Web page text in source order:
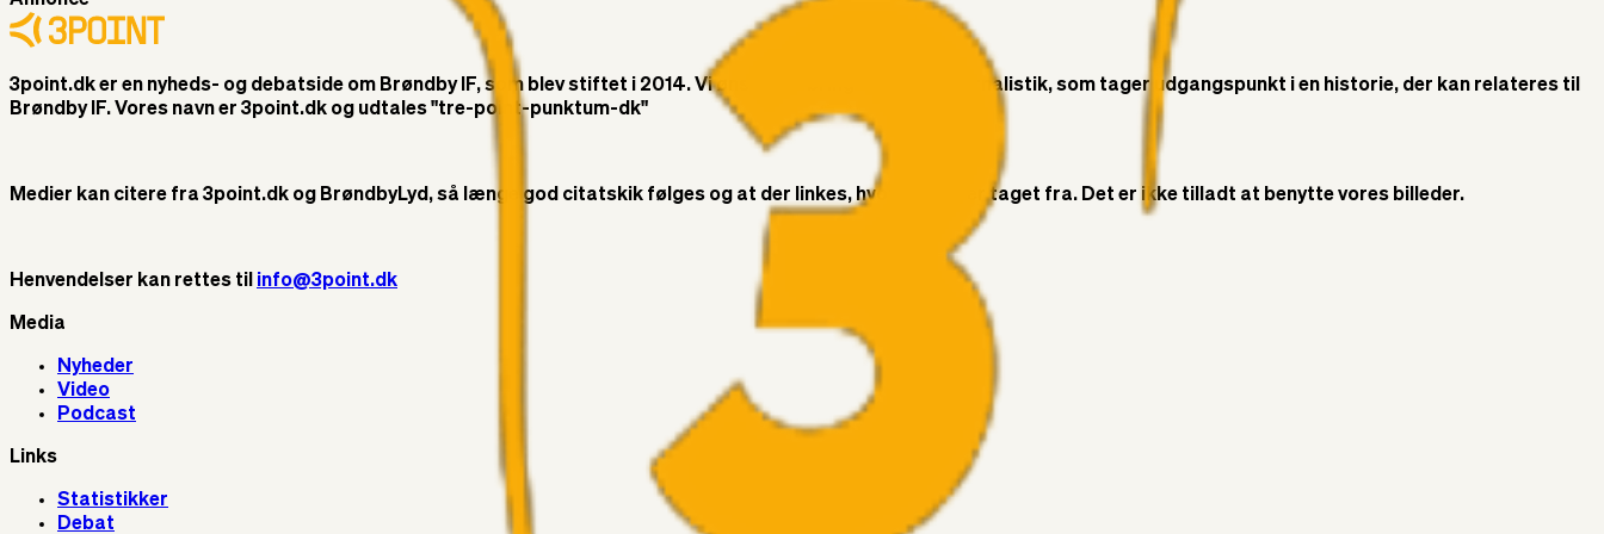
3point.dk er en nyheds- og debatside om Brøndby IF, som blev stiftet i 2014. Vi ønsker at bringe objektiv journalistik, som tager udgangspunkt i en historie, der kan relateres til
Brøndby IF. Vores navn er 3point.dk og udtales "tre-point-punktum-dk"
Medier kan citere fra 3point.dk og BrøndbyLyd, så længe god citatskik følges og at der linkes, hvor citatet er taget fra. Det er ikke tilladt at benytte vores billeder.
Henvendelser kan rettes til info@3point.dk
Media
Nyheder
Video
Podcast
Links
Statistikker
Debat